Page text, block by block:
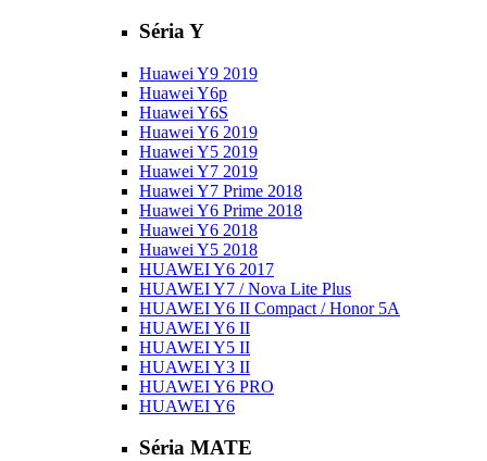
Séria Y
Huawei Y9 2019
Huawei Y6p
Huawei Y6S
Huawei Y6 2019
Huawei Y5 2019
Huawei Y7 2019
Huawei Y7 Prime 2018
Huawei Y6 Prime 2018
Huawei Y6 2018
Huawei Y5 2018
HUAWEI Y6 2017
HUAWEI Y7 / Nova Lite Plus
HUAWEI Y6 II Compact / Honor 5A
HUAWEI Y6 II
HUAWEI Y5 II
HUAWEI Y3 II
HUAWEI Y6 PRO
HUAWEI Y6
Séria MATE